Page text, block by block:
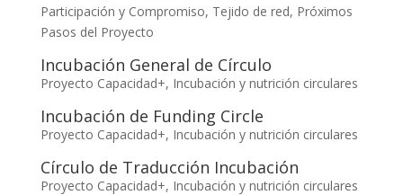
Participación y Compromiso, Tejido de red, Próximos
Pasos del Proyecto
Incubación General de Círculo
Proyecto Capacidad+, Incubación y nutrición circulares
Incubación de Funding Circle
Proyecto Capacidad+, Incubación y nutrición circulares
Círculo de Traducción Incubación
Proyecto Capacidad+, Incubación y nutrición circulares